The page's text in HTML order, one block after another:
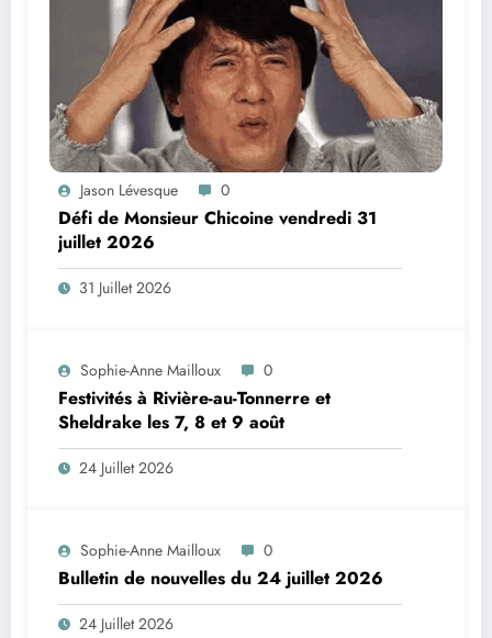
Jason Lévesque 0
Défi de Monsieur Chicoine vendredi 31
juillet 2026
31 Juillet 2026
Sophie-Anne Mailloux 0
Festivités à Rivière-au-Tonnerre et
Sheldrake les 7, 8 et 9 août
24 Juillet 2026
Sophie-Anne Mailloux 0
Bulletin de nouvelles du 24 juillet 2026
24 Juillet 2026